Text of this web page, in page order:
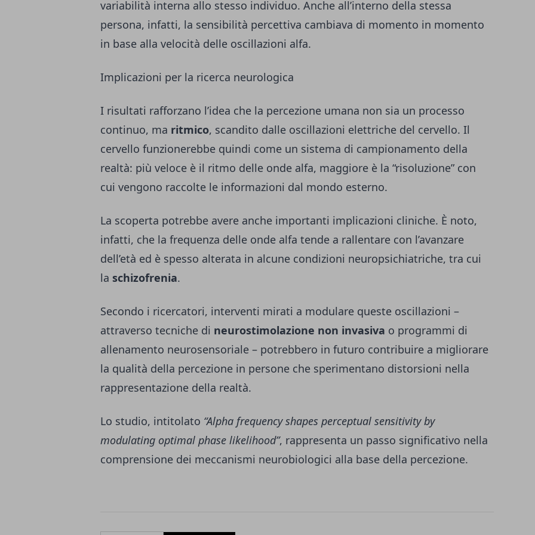
variabilità interna allo stesso individuo. Anche all’interno della stessa
persona, infatti, la sensibilità percettiva cambiava di momento in momento
in base alla velocità delle oscillazioni alfa.
Implicazioni per la ricerca neurologica
I risultati rafforzano l’idea che la percezione umana non sia un processo
continuo, ma ritmico, scandito dalle oscillazioni elettriche del cervello. Il
cervello funzionerebbe quindi come un sistema di campionamento della
realtà: più veloce è il ritmo delle onde alfa, maggiore è la “risoluzione” con
cui vengono raccolte le informazioni dal mondo esterno.
La scoperta potrebbe avere anche importanti implicazioni cliniche. È noto,
infatti, che la frequenza delle onde alfa tende a rallentare con l’avanzare
dell’età ed è spesso alterata in alcune condizioni neuropsichiatriche, tra cui
la schizofrenia.
Secondo i ricercatori, interventi mirati a modulare queste oscillazioni –
attraverso tecniche di neurostimolazione non invasiva o programmi di
allenamento neurosensoriale – potrebbero in futuro contribuire a migliorare
la qualità della percezione in persone che sperimentano distorsioni nella
rappresentazione della realtà.
Lo studio, intitolato “Alpha frequency shapes perceptual sensitivity by
modulating optimal phase likelihood”, rappresenta un passo significativo nella
comprensione dei meccanismi neurobiologici alla base della percezione.